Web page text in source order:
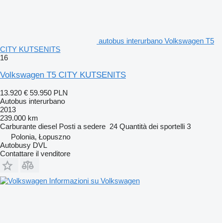
autobus interurbano Volkswagen T5
CITY KUTSENITS
16
Volkswagen T5 CITY KUTSENITS
13.920 € 59.950 PLN
Autobus interurbano
2013
239.000 km
Carburante diesel Posti a sedere 24 Quantità dei sportelli 3
Polonia, Łopuszno
Autobusy DVL
Contattare il venditore
Informazioni su Volkswagen